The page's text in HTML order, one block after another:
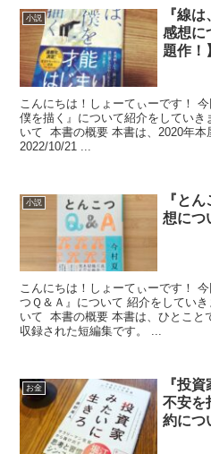
小説
『線
感想に
題作！
こんにちは！しょーてぃーです！
僕を描く』について紹介をしてい
いて 本書の概要 本書は、2020年
2022/10/21 ...
小説
『と
想につ
こんにちは！しょーてぃーです！
つＱ＆Ａ』について 紹介をしてい
いて 本書の概要 本書は、ひとこと
収録された短編集です。 ...
お金
『投
不安を
約につ